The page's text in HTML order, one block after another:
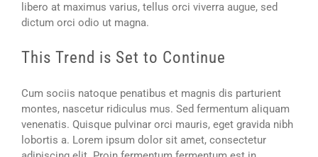
libero at maximus varius, tellus orci viverra augue, sed
dictum orci odio ut magna.
This Trend is Set to Continue
Cum sociis natoque penatibus et magnis dis parturient
montes, nascetur ridiculus mus. Sed fermentum aliquam
venenatis. Quisque pulvinar orci mauris, eget gravida nibh
lobortis a. Lorem ipsum dolor sit amet, consectetur